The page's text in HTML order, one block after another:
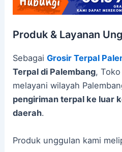
Produk & Layanan
SebagaiGrosir Terpal
Terpal di Palembang,
melayani wilayah
pengiriman terpal ke luar
daerah.
Produk unggulan kami